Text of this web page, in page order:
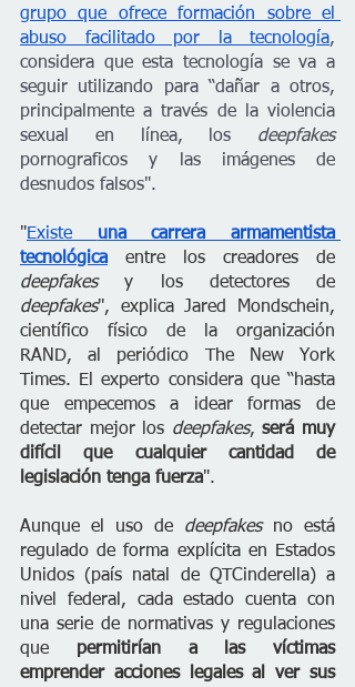
grupo que ofrece formación sobre el
abuso facilitado por la tecnología,
considera que esta tecnología se va a
seguir utilizando para “dañar a otros,
principalmente a través de la violencia
sexual en línea, los
deepfakes
pornograficos y las imágenes de
desnudos falsos".
"Existe una carrera armamentista
tecnológica
deepfakes
deepfakes", explica Jared Mondschein,
científico físico de la organización
RAND, al periódico The New York
Times. El experto considera que “hasta
que empecemos a idear formas de
detectar mejor los deepfakes, será muy
difícil que cualquier cantidad de
legislación tenga fuerza".
Aunque el uso de deepfakes no está
regulado de forma explícita en Estados
Unidos (país natal de QTCinderella) a
nivel federal, cada estado cuenta con
una serie de normativas y regulaciones
que permitirían a las víctimas
emprender acciones legales al ver sus